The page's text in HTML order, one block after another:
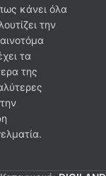
κάνει όλα
την
τα
της